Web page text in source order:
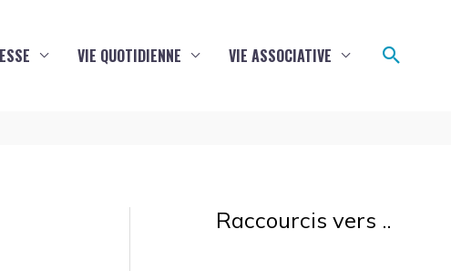
VIE QUOTIDIENNE VIE ASSOCIATIVE
Raccourcis vers ..